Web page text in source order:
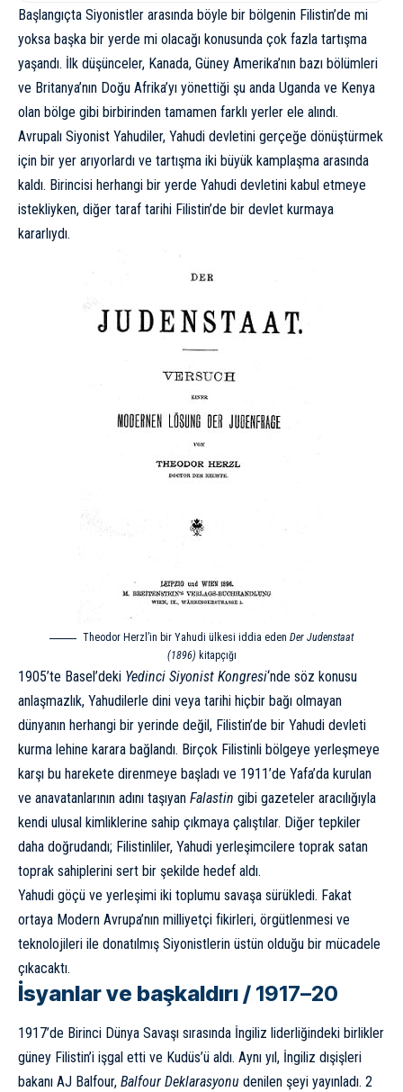
Başlangıçta Siyonistler arasında böyle bir bölgenin Filistin’de mi
yoksa başka bir yerde mi olacağı konusunda çok fazla tartışma
yaşandı. İlk düşünceler, Kanada, Güney Amerika’nın bazı bölümleri
ve Britanya’nın Doğu Afrika’yı yönettiği şu anda Uganda ve Kenya
olan bölge gibi birbirinden tamamen farklı yerler ele alındı.
Avrupalı Siyonist Yahudiler, Yahudi devletini gerçeğe dönüştürmek
için bir yer arıyorlardı ve tartışma iki büyük kamplaşma arasında
kaldı. Birincisi herhangi bir yerde Yahudi devletini kabul etmeye
istekliyken, diğer taraf tarihi Filistin’de bir devlet kurmaya
kararlıydı.
Theodor Herzl’in bir Yahudi ülkesi iddia eden Der Judenstaat
(1896) kitapçığı
1905’te Basel’deki Yedinci Siyonist Kongresi‘nde söz konusu
anlaşmazlık, Yahudilerle dini veya tarihi hiçbir bağı olmayan
dünyanın herhangi bir yerinde değil, Filistin’de bir Yahudi devleti
kurma lehine karara bağlandı. Birçok Filistinli bölgeye yerleşmeye
karşı bu harekete direnmeye başladı ve 1911’de Yafa’da kurulan
ve anavatanlarının adını taşıyan Falastin gibi gazeteler aracılığıyla
kendi ulusal kimliklerine sahip çıkmaya çalıştılar. Diğer tepkiler
daha doğrudandı; Filistinliler, Yahudi yerleşimcilere toprak satan
toprak sahiplerini sert bir şekilde hedef aldı.
Yahudi göçü ve yerleşimi iki toplumu savaşa sürükledi. Fakat
ortaya Modern Avrupa’nın milliyetçi fikirleri, örgütlenmesi ve
teknolojileri ile donatılmış Siyonistlerin üstün olduğu bir mücadele
çıkacaktı.
İsyanlar ve başkaldırı / 1917–20
1917’de Birinci Dünya Savaşı sırasında İngiliz liderliğindeki birlikler
güney Filistin’i işgal etti ve Kudüs’ü aldı. Aynı yıl, İngiliz dışişleri
bakanı AJ Balfour, Balfour Deklarasyonu denilen şeyi yayınladı. 2